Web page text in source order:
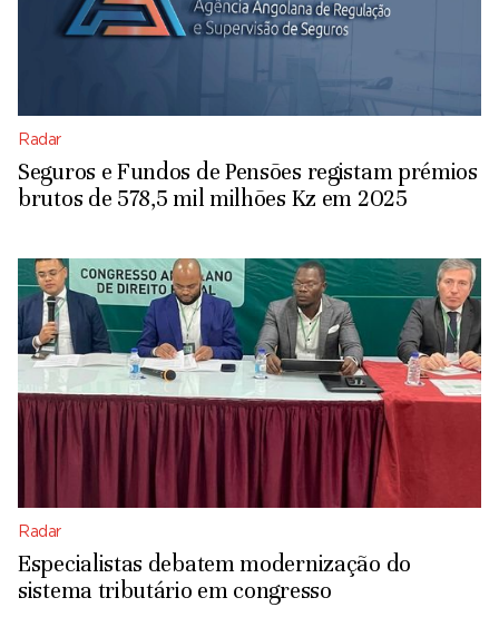
Radar
Seguros e Fundos de Pensões registam prémios
brutos de 578,5 mil milhões Kz em 2025
Radar
Especialistas debatem modernização do
sistema tributário em congresso